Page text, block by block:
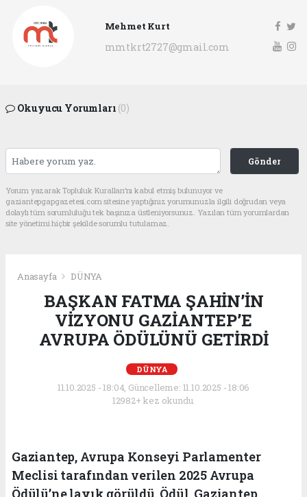
Mehmet Kurt
mmtkrt2727@gmail.com
Okuyucu Yorumları (0)
Gönder
Yorum yazarak Topluluk Kuralları’nı kabul etmiş bulunuyor ve
gaziantepgapgazetesi.com sitesine yaptığınız yorumunuzla ilgili doğrudan veya
dolaylı tüm sorumluluğu tek başınıza üstleniyorsunuz. Yazılan tüm yorumlardan
site yönetimi hiçbir şekilde sorumlu tutulamaz.
Anasayfa DÜNYA
BAŞKAN FATMA ŞAHİN’İN
VİZYONU GAZİANTEP’E
AVRUPA ÖDÜLÜNÜ GETİRDİ
DÜNYA
11.10.2025 - 18:04, Güncelleme: 11.10.2025 - 18:06
12982+ kez okundu.
Gaziantep, Avrupa Konseyi Parlamenter
Meclisi tarafından verilen 2025 Avrupa
Ödülü’ne layık görüldü. Ödül, Gaziantep